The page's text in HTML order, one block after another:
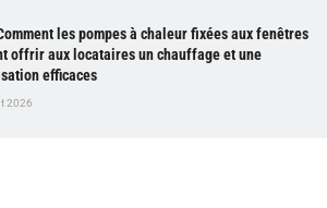
les pompes à chaleur fixées aux fenêtres
offrir aux locataires un chauffage et une
efficaces
2026